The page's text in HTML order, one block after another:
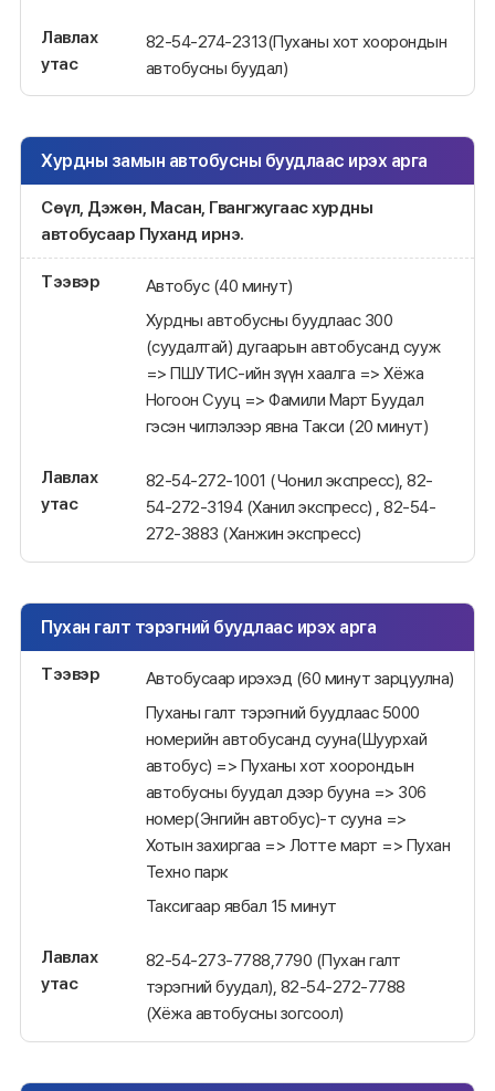
Лавлах
утас
82-54-274-2313(Пуханы хот хоорондын
автобусны буудал)
Хурдны замын автобусны буудлаас ирэх арга
Сөүл, Дэжөн, Масан, Гвангжугаас хурдны
автобусаар Пуханд ирнэ.
Тээвэр
Автобус (40 минут)
Хурдны автобусны буудлаас 300
(суудалтай) дугаарын автобусанд сууж
=> ПШУТИС-ийн зүүн хаалга => Хёжа
Ногоон Сууц => Фамили Март Буудал
гэсэн чиглэлээр явна Такси (20 минут)
Лавлах
утас
82-54-272-1001 (Чонил экспресс), 82-
54-272-3194 (Ханил экспресс) , 82-54-
272-3883 (Ханжин экспресс)
Пухан галт тэрэгний буудлаас ирэх арга
Тээвэр
Автобусаар ирэхэд (60 минут зарцуулна)
Пуханы галт тэрэгний буудлаас 5000
номерийн автобусанд сууна(Шуурхай
автобус) => Пуханы хот хоорондын
автобусны буудал дээр бууна => 306
номер(Энгийн автобус)-т сууна =>
Хотын захиргаа => Лотте март => Пухан
Техно парк
Таксигаар явбал 15 минут
Лавлах
утас
82-54-273-7788,7790 (Пухан галт
тэрэгний буудал), 82-54-272-7788
(Хёжа автобусны зогсоол)